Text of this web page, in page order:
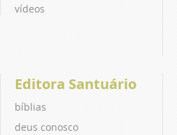
vídeos
Editora Santuário
bíblias
deus conosco